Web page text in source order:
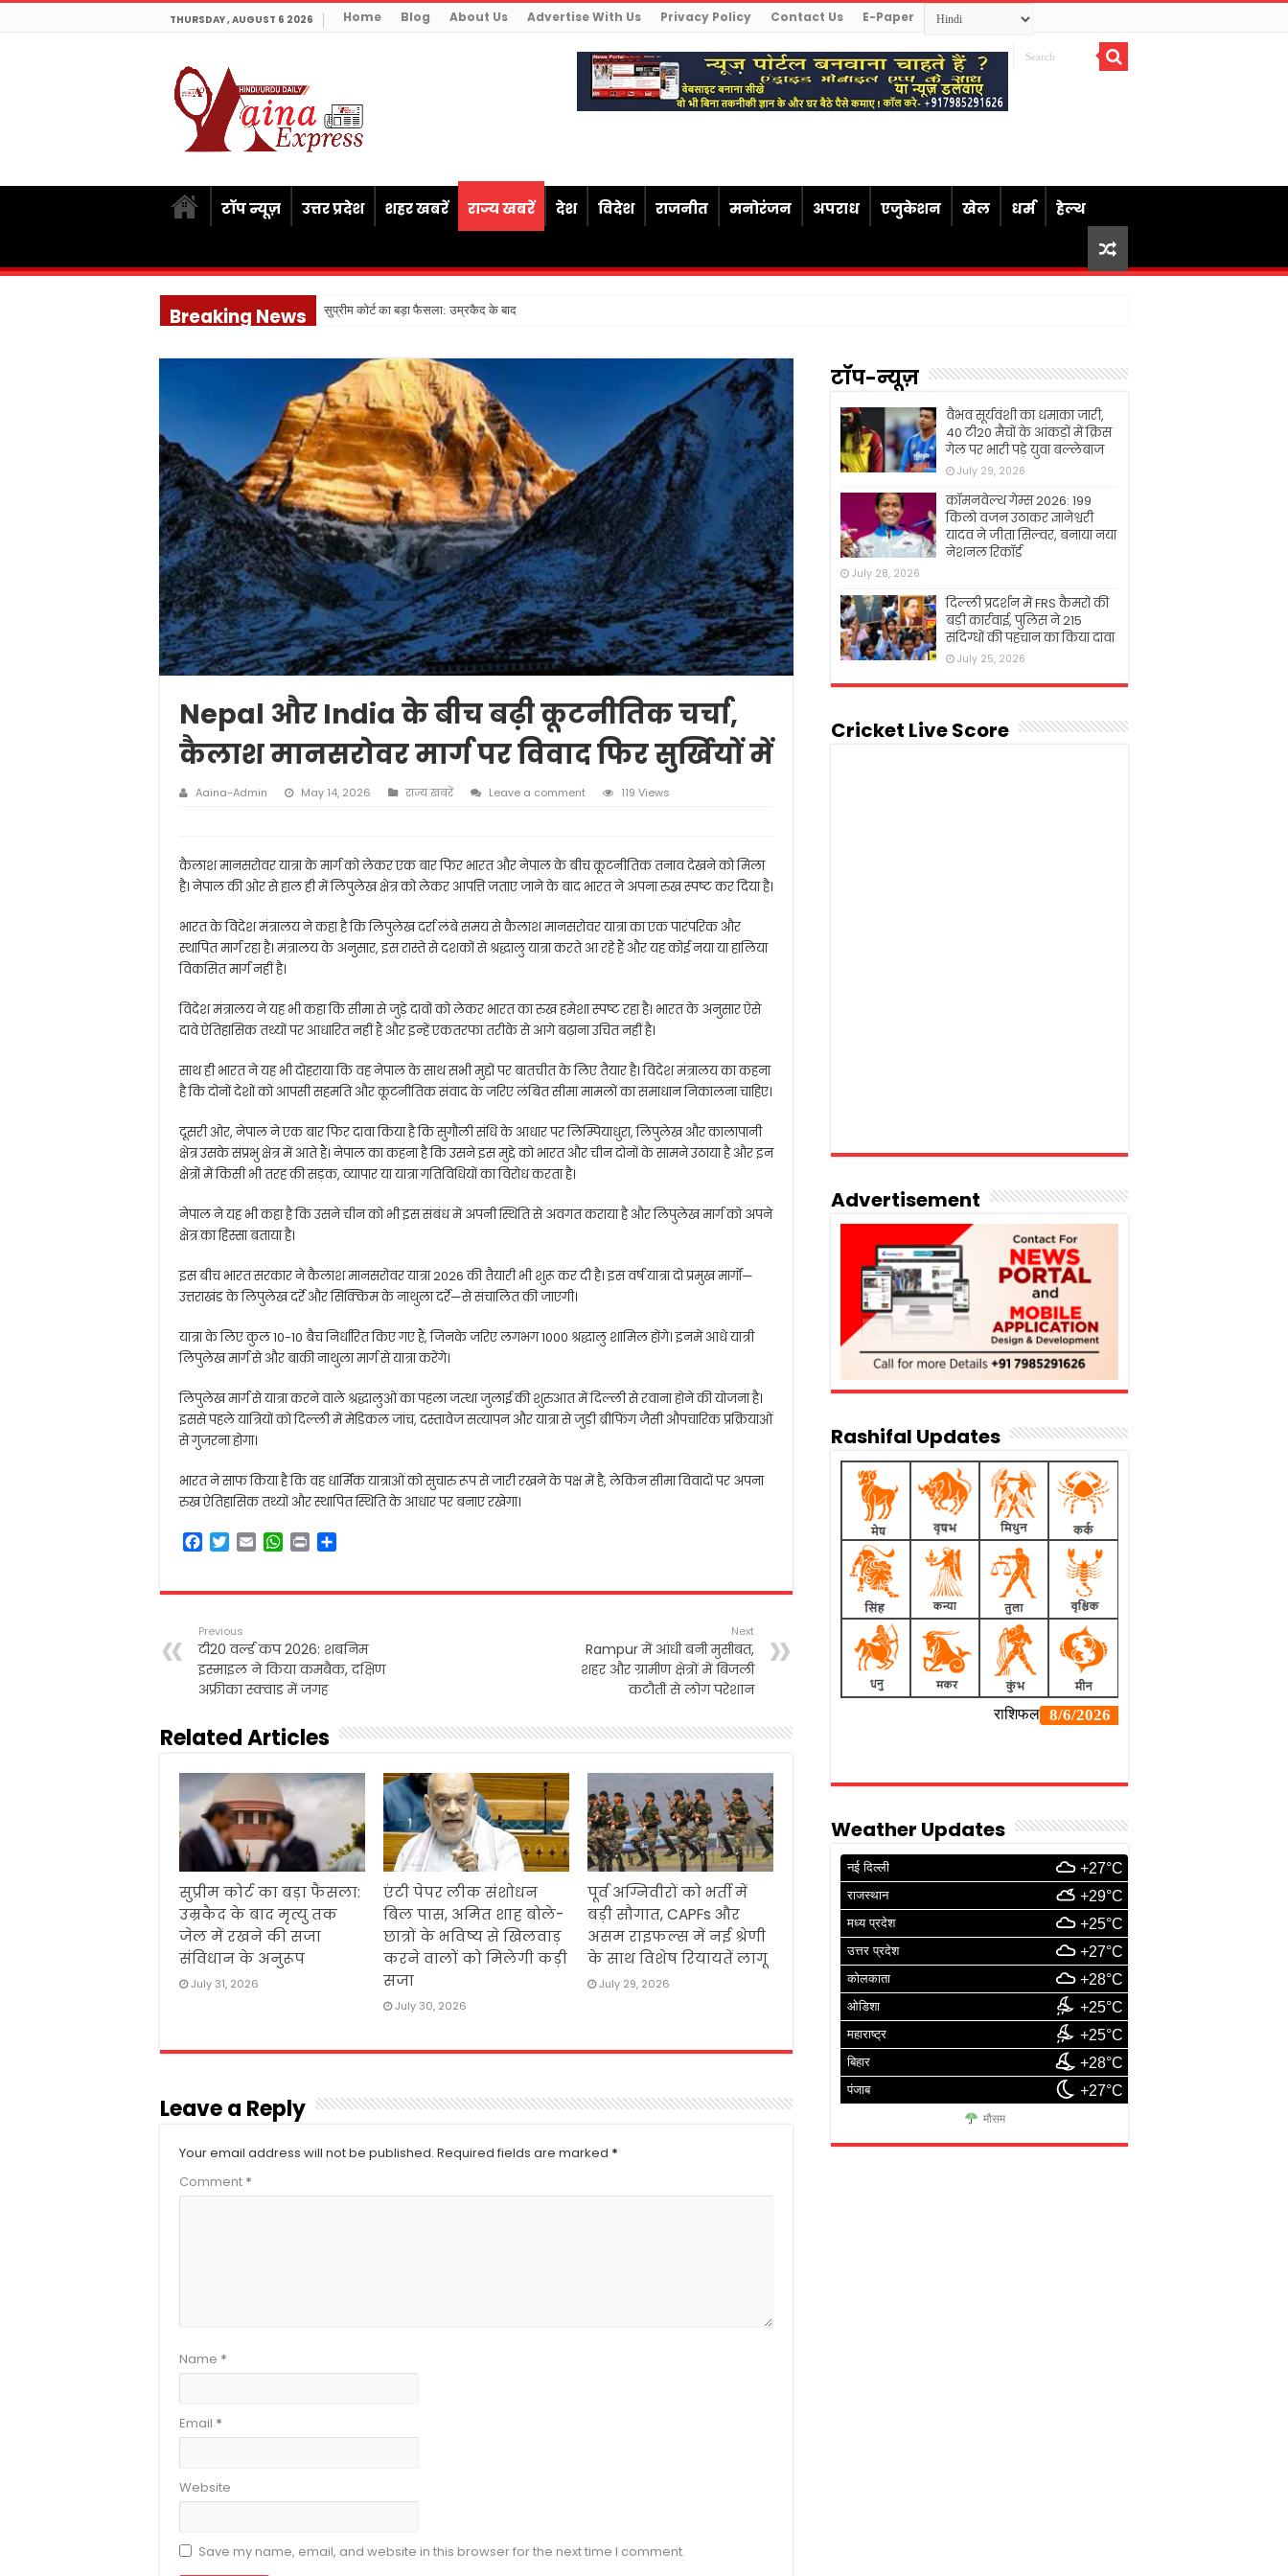
THURSDAY , AUGUST 6 2026 Home Blog About Us Advertise With Us Privacy Policy Contact Us E-Paper
टॉप न्यूज़ उत्तर प्रदेश शहर खबरें राज्य खबरें देश विदेश राजनीत मनोरंजन अपराध एजुकेशन खेल धर्म हेल्थ
Breaking News सुप्रीम कोर्ट का बड़ा फैसला: उम्रकैद के बाद मृत्यु तक जेल में रखने की
Nepal और India के बीच बढ़ी कूटनीतिक चर्चा,
कैलाश मानसरोवर मार्ग पर विवाद फिर सुर्खियों में
Aaina-Admin May 14, 2026 राज्य खबरें Leave a comment 119 Views
कैलाश मानसरोवर यात्रा के मार्ग को लेकर एक बार फिर भारत और नेपाल के बीच कूटनीतिक तनाव देखने को मिला
है। नेपाल की ओर से हाल ही में लिपुलेख क्षेत्र को लेकर आपत्ति जताए जाने के बाद भारत ने अपना रुख स्पष्ट कर दिया है।
भारत के विदेश मंत्रालय ने कहा है कि लिपुलेख दर्रा लंबे समय से कैलाश मानसरोवर यात्रा का एक पारंपरिक और
स्थापित मार्ग रहा है। मंत्रालय के अनुसार, इस रास्ते से दशकों से श्रद्धालु यात्रा करते आ रहे हैं और यह कोई नया या हालिया
विकसित मार्ग नहीं है।
विदेश मंत्रालय ने यह भी कहा कि सीमा से जुड़े दावों को लेकर भारत का रुख हमेशा स्पष्ट रहा है। भारत के अनुसार ऐसे
दावे ऐतिहासिक तथ्यों पर आधारित नहीं हैं और इन्हें एकतरफा तरीके से आगे बढ़ाना उचित नहीं है।
साथ ही भारत ने यह भी दोहराया कि वह नेपाल के साथ सभी मुद्दों पर बातचीत के लिए तैयार है। विदेश मंत्रालय का कहना
है कि दोनों देशों को आपसी सहमति और कूटनीतिक संवाद के जरिए लंबित सीमा मामलों का समाधान निकालना चाहिए।
दूसरी ओर, नेपाल ने एक बार फिर दावा किया है कि सुगौली संधि के आधार पर लिम्पियाधुरा, लिपुलेख और कालापानी
क्षेत्र उसके संप्रभु क्षेत्र में आते हैं। नेपाल का कहना है कि उसने इस मुद्दे को भारत और चीन दोनों के सामने उठाया है और इन
क्षेत्रों में किसी भी तरह की सड़क, व्यापार या यात्रा गतिविधियों का विरोध करता है।
नेपाल ने यह भी कहा है कि उसने चीन को भी इस संबंध में अपनी स्थिति से अवगत कराया है और लिपुलेख मार्ग को अपने
क्षेत्र का हिस्सा बताया है।
इस बीच भारत सरकार ने कैलाश मानसरोवर यात्रा 2026 की तैयारी भी शुरू कर दी है। इस वर्ष यात्रा दो प्रमुख मार्गों—
उत्तराखंड के लिपुलेख दर्रे और सिक्किम के नाथुला दर्रे—से संचालित की जाएगी।
यात्रा के लिए कुल 10-10 बैच निर्धारित किए गए हैं, जिनके जरिए लगभग 1000 श्रद्धालु शामिल होंगे। इनमें आधे यात्री
लिपुलेख मार्ग से और बाकी नाथुला मार्ग से यात्रा करेंगे।
लिपुलेख मार्ग से यात्रा करने वाले श्रद्धालुओं का पहला जत्था जुलाई की शुरुआत में दिल्ली से रवाना होने की योजना है।
इससे पहले यात्रियों को दिल्ली में मेडिकल जांच, दस्तावेज सत्यापन और यात्रा से जुड़ी ब्रीफिंग जैसी औपचारिक प्रक्रियाओं
से गुजरना होगा।
भारत ने साफ किया है कि वह धार्मिक यात्राओं को सुचारु रूप से जारी रखने के पक्ष में है, लेकिन सीमा विवादों पर अपना
रुख ऐतिहासिक तथ्यों और स्थापित स्थिति के आधार पर बनाए रखेगा।
F
e
o
o
k
T
t
e
r
E
i
W
t
p
p
P
n
r
Previous
टी20 वर्ल्ड कप 2026: शबनिम
इस्माइल ने किया कमबैक, दक्षिण
अफ्रीका स्क्वाड में जगह
Next
Rampur में आंधी बनी मुसीबत,
शहर और ग्रामीण क्षेत्रों में बिजली
कटौती से लोग परेशान
Related Articles
सुप्रीम कोर्ट का बड़ा फैसला:
उम्रकैद के बाद मृत्यु तक
जेल में रखने की सजा
संविधान के अनुरूप
July 31, 2026
एंटी पेपर लीक संशोधन
बिल पास, अमित शाह बोले-
छात्रों के भविष्य से खिलवाड़
करने वालों को मिलेगी कड़ी
सजा
July 30, 2026
पूर्व अग्निवीरों को भर्ती में
बड़ी सौगात, CAPFs और
असम राइफल्स में नई श्रेणी
के साथ विशेष रियायतें लागू
July 29, 2026
Leave a Reply
Your email address will not be published. Required fields are marked *
Comment *
Name *
Email *
Website
Save my name, email, and website in this browser for the next time I comment.
टॉप-न्यूज़
वैभव सूर्यवंशी का धमाका जारी,
40 टी20 मैचों के आंकड़ों में क्रिस
गेल पर भारी पड़े युवा बल्लेबाज
July 29, 2026
कॉमनवेल्थ गेम्स 2026: 199
किलो वजन उठाकर ज्ञानेश्वरी
यादव ने जीता सिल्वर, बनाया नया
नेशनल रिकॉर्ड
July 28, 2026
दिल्ली प्रदर्शन में FRS कैमरों की
बड़ी कार्रवाई, पुलिस ने 215
संदिग्धों की पहचान का किया दावा
July 25, 2026
Cricket Live Score
Advertisement
Rashifal Updates
Weather Updates
नई दिल्ली +27°C
राजस्थान +29°C
मध्य प्रदेश +25°C
उत्तर प्रदेश +27°C
कोलकाता +28°C
ओडिशा +25°C
महाराष्ट्र +25°C
बिहार +28°C
पंजाब +27°C
मौसम